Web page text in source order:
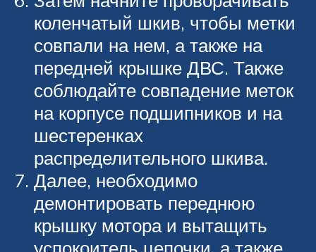
коленчатый шкив, чтобы метки
совпали на нем, а также на
передней крышке ДВС. Также
соблюдайте совпадение меток
на корпусе подшипников и на
шестеренках
распределительного шкива.
Далее, необходимо
демонтировать переднюю
крышку мотора и вытащить